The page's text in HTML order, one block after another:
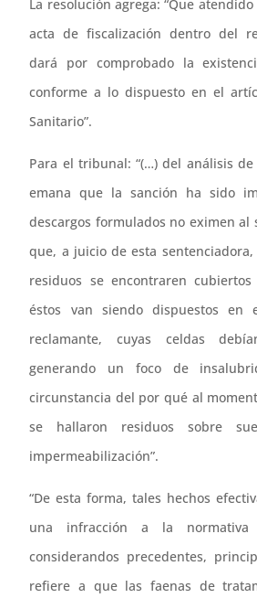
La resolución agrega: “Que
acta de fiscalización dentro del
dará por comprobado la
conforme a lo dispuesto en el
Sanitario”.
Para el tribunal: “(…) del análisis
emana que la sanción ha sido
descargos formulados no eximen al
que, a juicio de esta
residuos se encontraren
éstos van siendo dispuestos en
reclamante, cuyas celdas
generando un foco de
circunstancia del por qué al
se hallaron residuos sobre
impermeabilización”.
“De esta forma, tales hechos
una infracción a la
considerandos precedentes,
refiere a que las faenas de